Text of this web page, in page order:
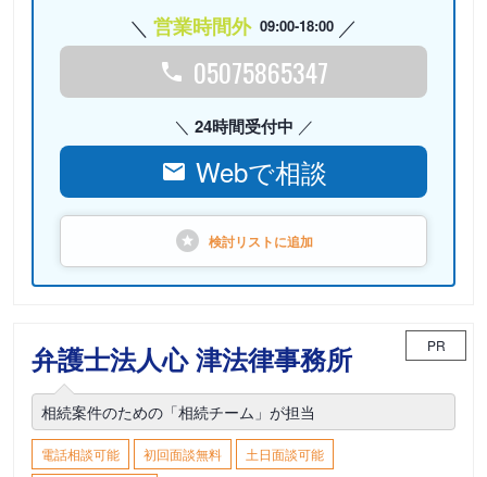
営業時間外 09:00-18:00
05075865347
24時間受付中
Webで相談
検討リストに追加
弁護士法人心 津法律事務所 PR
相続案件のための「相続チーム」が担当
電話相談可能 初回面談無料 土日面談可能